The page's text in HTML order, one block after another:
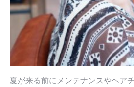
夏が来る前にメンテナンスやヘア